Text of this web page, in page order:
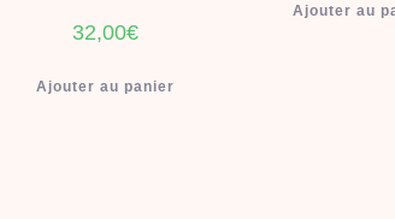
32,00€
Ajouter au panier
Ajouter au